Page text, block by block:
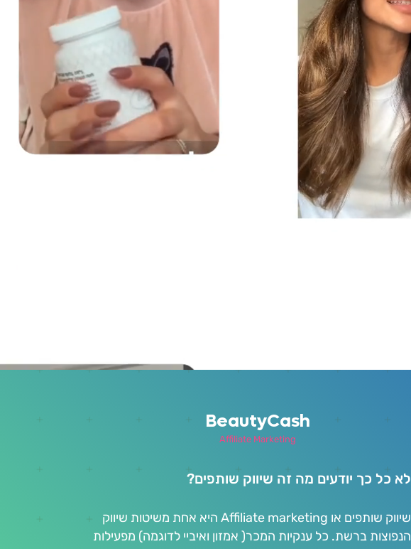
BeautyCash
Affiliate Marketing
לא כל כך יודעים מה זה שיווק שותפים?
שיווק שותפים או Affiliate marketing היא אחת משיטות שיווק
הנפוצות ברשת. כל ענקיות המכר( אמזון ואיביי לדוגמה) מפעילות